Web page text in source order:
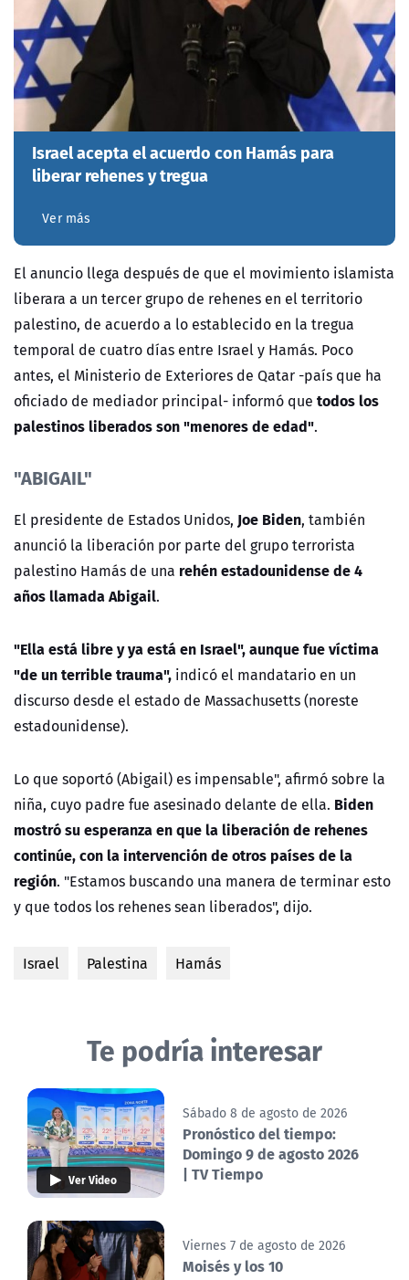
Israel acepta el acuerdo con Hamás para
liberar rehenes y tregua
Ver más
El anuncio llega después de que el movimiento islamista
liberara a un tercer grupo de rehenes en el territorio
palestino, de acuerdo a lo establecido en la tregua
temporal de cuatro días entre Israel y Hamás. Poco
antes, el Ministerio de Exteriores de Qatar -país que ha
oficiado de mediador principal- informó que todos los
palestinos liberados son "menores de edad".
"ABIGAIL"
El presidente de Estados Unidos, Joe Biden, también
anunció la liberación por parte del grupo terrorista
palestino Hamás de una rehén estadounidense de 4
años llamada Abigail.
"Ella está libre y ya está en Israel", aunque fue víctima
"de un terrible trauma", indicó el mandatario en un
discurso desde el estado de Massachusetts (noreste
estadounidense).
Lo que soportó (Abigail) es impensable", afirmó sobre la
niña, cuyo padre fue asesinado delante de ella. Biden
mostró su esperanza en que la liberación de rehenes
continúe, con la intervención de otros países de la
región. "Estamos buscando una manera de terminar esto
y que todos los rehenes sean liberados", dijo.
Israel Palestina Hamás
Te podría interesar
Ver Video
Sábado 8 de agosto de 2026
Pronóstico del tiempo:
Domingo 9 de agosto 2026
| TV Tiempo
Viernes 7 de agosto de 2026
Moisés y los 10